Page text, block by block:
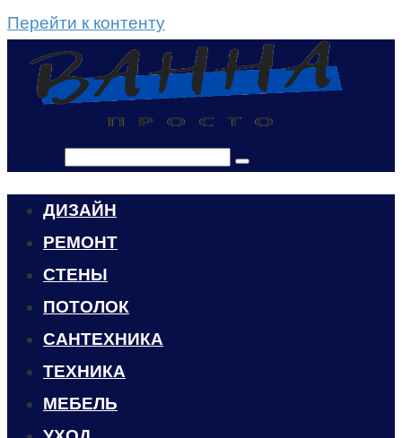
Перейти к контенту
ДИЗАЙН
РЕМОНТ
СТЕНЫ
ПОТОЛОК
САНТЕХНИКА
ТЕХНИКА
МЕБЕЛЬ